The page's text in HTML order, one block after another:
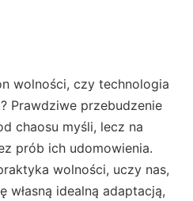
wolności, czy technologia
Prawdziwe przebudzenie
chaosu myśli, lecz na
prób ich udomowienia.
wolności, uczy nas,
własną idealną adaptacją,